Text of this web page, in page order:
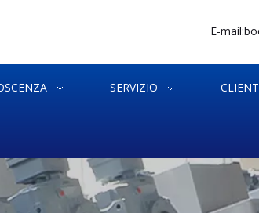
E-mail:
SERVIZIO